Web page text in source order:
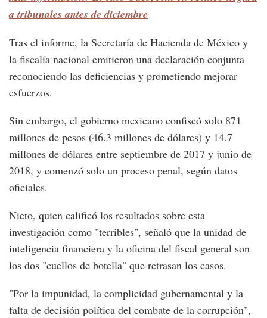
a tribunales antes de diciembre
Tras el informe, la Secretaría de Hacienda de México y
la fiscalía nacional emitieron una declaración conjunta
reconociendo las deficiencias y prometiendo mejorar
esfuerzos.
Sin embargo, el gobierno mexicano confiscó solo 871
millones de pesos (46.3 millones de dólares) y 14.7
millones de dólares entre septiembre de 2017 y junio de
2018, y comenzó solo un proceso penal, según datos
oficiales.
Nieto, quien calificó los resultados sobre esta
investigación como "terribles", señaló que la unidad de
inteligencia financiera y la oficina del fiscal general son
los dos "cuellos de botella" que retrasan los casos.
"Por la impunidad, la complicidad gubernamental y la
falta de decisión política del combate de la corrupción",